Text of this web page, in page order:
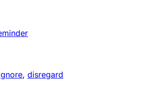
, disregard